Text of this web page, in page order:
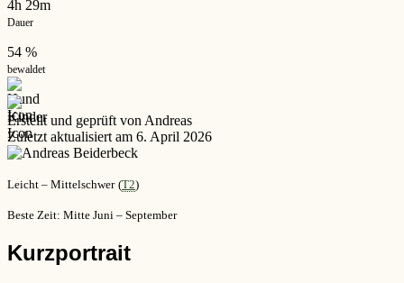
4h 29m
Dauer
54 %
bewaldet
Erstellt und geprüft von Andreas
Zuletzt aktualisiert am 6. April 2026
Leicht – Mittelschwer (T2)
Beste Zeit: Mitte Juni – September
Kurzportrait